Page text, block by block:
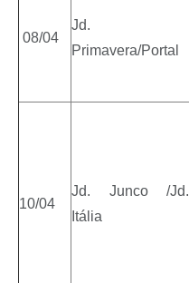
08/04
Jd.
Primavera/Portal
10/04
Jd. Junco /Jd.
Itália